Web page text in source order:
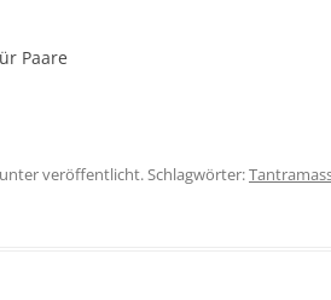
Paare
unter veröffentlicht. Schlagwörter: